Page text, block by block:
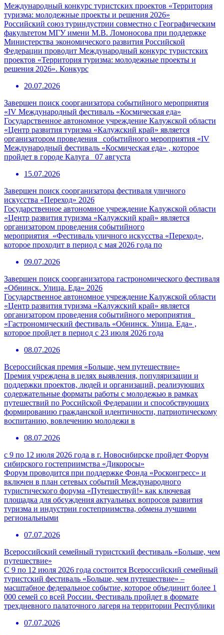
Международный конкурс туристских проектов «Территория
туризма: молодежные проекты и решения 2026»
Российский союз туриндустрии совместно с Географическим
факультетом МГУ имени М.В. Ломоносова при поддержке
Министерства экономического развития Российской
Федерации проводит Международный конкурс туристских
проектов «Территория туризма: молодежные проекты и
решения 2026». Конкурс
20.07.2026
Завершен поиск соорганизатора событийного мероприятия
«IV Международный фестиваль «Космическая еда»
Государственное автономное учреждение Калужской области
«Центр развития туризма «Калужский край» является
организатором проведения событийного мероприятия «IV
Международный фестиваль «Космическая еда» , которое
пройдет в городе Калуга 07 августа
15.07.2026
Завершен поиск соорганизатора фестиваля уличного
искусства «Переход» 2026
Государственное автономное учреждение Калужской области
«Центр развития туризма «Калужский край» является
организатором проведения событийного
мероприятия «Фестиваль уличного искусства «Переход»,
которое проходит в период с мая 2026 года по
09.07.2026
Завершен поиск соорганизатора гастрономического фестиваля
«Обнинск. Улица. Еда» 2026
Государственное автономное учреждение Калужской области
«Центр развития туризма «Калужский край» является
организатором проведения событийного мероприятия
«Гастрономический фестиваль «Обнинск. Улица. Еда» ,
которое пройдет в период с 23 июля 2026 года
08.07.2026
Всероссийская премия «Больше, чем путешествие»
Премия учреждена в целях выявления, популяризации и
поддержки проектов, людей и организаций, реализующих
содержательные форматы работы с молодежью в рамках
путешествий по Российской Федерации и способствующих
формированию гражданской идентичности, патриотическому
воспитанию, вовлечению молодежи в
08.07.2026
с 9 по 12 июля 2026 года в г. Новосибирске пройдет Форум
сибирского гостеприимства «Дикоросы»
Форум проводится при поддержке Фонда «Росконгресс» и
включен в план сетевых событий Международного
туристического форума «Путешествуй!» как ключевая
площадка для обсуждения актуальных вопросов развития
туризма и индустрии гостеприимства, обмена лучшими
региональными
07.07.2026
Всероссийский семейный туристский фестиваль «Больше, чем
путешествие»
С 9 по 12 июля 2026 года состоится Всероссийский семейный
туристский фестиваль «Больше, чем путешествие» –
масштабное федеральное событие, которое объединит более 1
000 семей со всей России. Фестиваль пройдет в формате
трехдневного палаточного лагеря на территории Республики
07.07.2026